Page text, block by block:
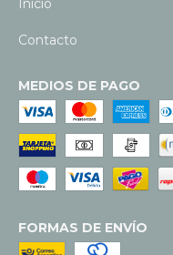
Inicio
Contacto
MEDIOS DE PAGO
FORMAS DE ENVÍO